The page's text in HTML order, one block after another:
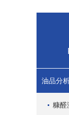
油品分
糠醛